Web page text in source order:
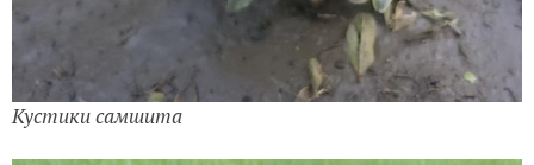
Кустики самшита